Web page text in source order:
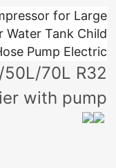
for Large
Water Tank Child
Pump Electric
70L R32
with pump